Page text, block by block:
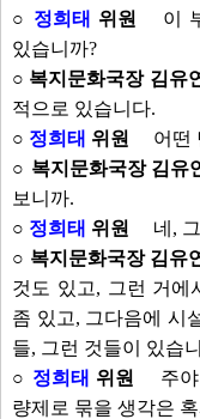
○ 정희태 위원
이
있습니까?
○ 복지문화국장 김유
적으로 있습니다.
○ 정희태 위원
어떤
○ 복지문화국장 김유
보니까.
○ 정희태 위원
네,
○ 복지문화국장 김유
것도 있고, 그런 거에
좀 있고, 그다음에 시
들, 그런 것들이 있습
○ 정희태 위원
주
량제로 묶을 생각은